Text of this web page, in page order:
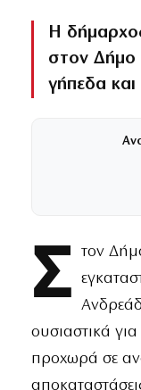
Η
στον Δήμο
γήπεδα και
Σ τον
ουσιαστικά
προχωρά σε